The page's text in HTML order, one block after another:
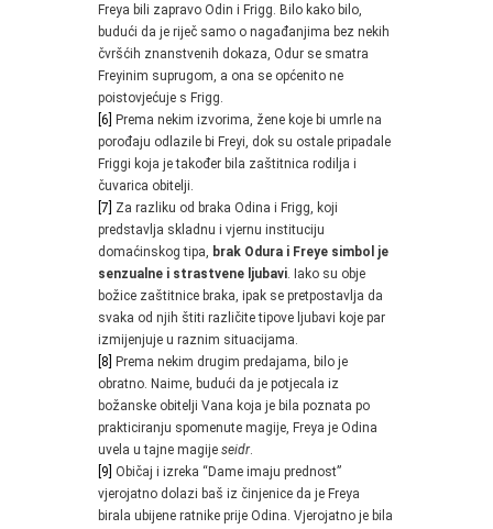
Freya bili zapravo Odin i Frigg. Bilo kako bilo,
budući da je riječ samo o nagađanjima bez nekih
čvršćih znanstvenih dokaza, Odur se smatra
Freyinim suprugom, a ona se općenito ne
poistovjećuje s Frigg.
[6]
Prema nekim izvorima, žene koje bi umrle na
porođaju odlazile bi Freyi, dok su ostale pripadale
Friggi koja je također bila zaštitnica rodilja i
čuvarica obitelji.
[7] Za razliku od braka Odina i Frigg, koji
predstavlja skladnu i vjernu instituciju
domaćinskog tipa, brak Odura i Freye simbol je
senzualne i strastvene ljubavi. Iako su obje
božice zaštitnice braka, ipak se pretpostavlja da
svaka od njih štiti različite tipove ljubavi koje par
izmijenjuje u raznim situacijama.
[8]
Prema nekim drugim predajama, bilo je
obratno. Naime, budući da je potjecala iz
božanske obitelji Vana koja je bila poznata po
prakticiranju spomenute magije, Freya je Odina
uvela u tajne magije seidr.
[9] Običaj i izreka “Dame imaju prednost”
vjerojatno dolazi baš iz činjenice da je Freya
birala ubijene ratnike prije Odina. Vjerojatno je bila